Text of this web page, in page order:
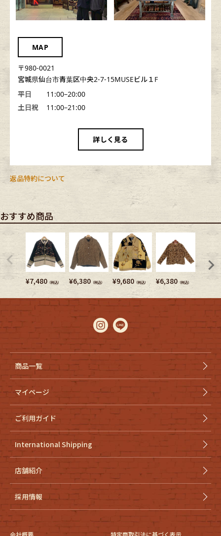
MAP
〒980-0021
宮城県仙台市青葉区中央2-7-15MUSEビル１F
平日
11:00–20:00
土日祝
11:00–21:00
詳しく見る
返品特約について
おすすめ商品
¥7,480 （税込） ¥6,380 （税込） ¥9,680 （税込） ¥6,380 （税込） 5,720
商品一覧
マイページ
ご利用ガイド
International Shipping
店舗紹介
採用情報